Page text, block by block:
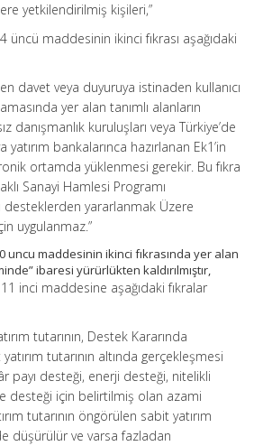
yetkilendirilmiş kişileri,”
4 üncü maddesinin ikinci fıkrası aşağıdaki
davet veya duyuruya istinaden kullanıcı
yer alan tanımlı alanların
danışmanlık kuruluşları veya Türkiye’de
bankalarınca hazırlanan Ek1’in
ortamda yüklenmesi gerekir. Bu fıkra
Sanayi Hamlesi Programı
desteklerden yararlanmak Üzere
uygulanmaz.”
uncu maddesinin ikinci fıkrasında yer alan
ibaresi yürürlükten kaldırılmıştır,
11 inci maddesine aşağıdaki fıkralar
tutarının, Destek Kararında
tutarının altında gerçekleşmesi
payı desteği, enerji desteği, nitelikli
desteği için belirtilmiş olan azami
tutarının öngörülen sabit yatırım
düşürülür ve varsa fazladan